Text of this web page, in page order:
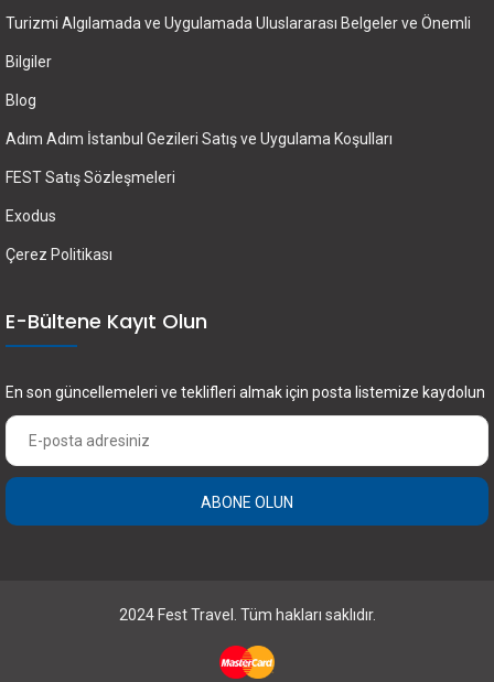
FEST Travel ile Dünyayı Kültürüyle Keşfetmek
Turizmi Algılamada ve Uygulamada Uluslararası Belgeler ve Önemli
Bilgiler
Blog
Adım Adım İstanbul Gezileri Satış ve Uygulama Koşulları
FEST Satış Sözleşmeleri
Exodus
Çerez Politikası
E-Bültene Kayıt Olun
En son güncellemeleri ve teklifleri almak için posta listemize kaydolun
ABONE OLUN
2024 Fest Travel. Tüm hakları saklıdır.